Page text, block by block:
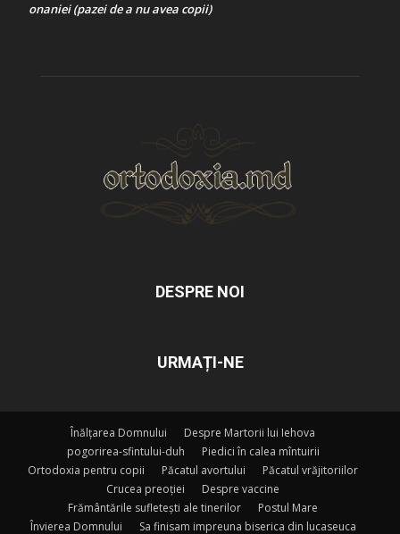
onaniei (pazei de a nu avea copii)
DESPRE NOI
URMAȚI-NE
Înălțarea Domnului
Despre Martorii lui Iehova
pogorirea-sfintului-duh
Piedici în calea mîntuirii
Ortodoxia pentru copii
Păcatul avortului
Păcatul vrăjitoriilor
Crucea preoției
Despre vaccine
Frământările sufletești ale tinerilor
Postul Mare
Învierea Domnului
Sa finisam impreuna biserica din lucaseuca